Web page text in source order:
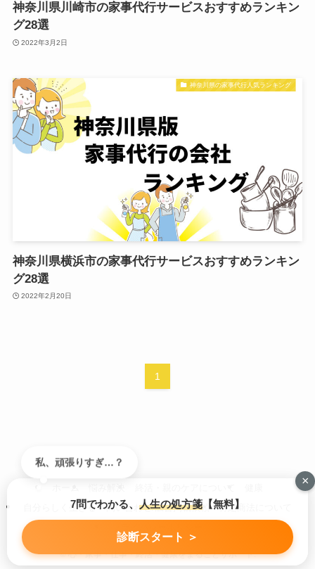
神奈川県川崎市の家事代行サービスおすすめランキン
グ28選
2022年3月2日
神奈川県の家事代行人気ランキング
神奈川県横浜市の家事代行サービスおすすめランキン
グ28選
2022年2月20日
1
自分らしく生きる
問い合わせ/広告掲載依頼
特定商法について
©心・家事・仕事・終活・健康をまるごとサポート.
×
私、頑張りすぎ…？
7問でわかる、 人生の処方箋 【無料】
診断スタート ＞